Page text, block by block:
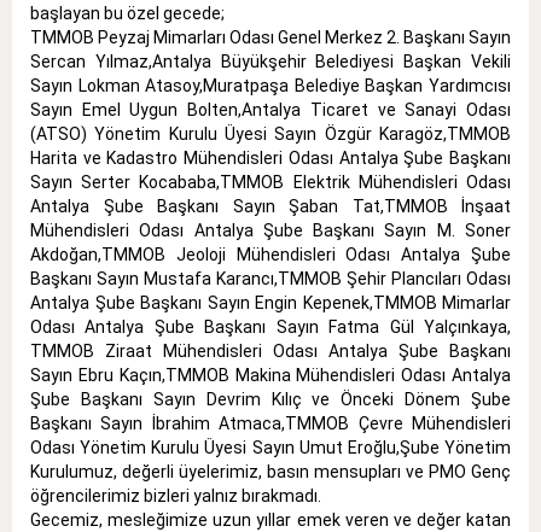
başlayan bu özel gecede;
TMMOB Peyzaj Mimarları Odası Genel Merkez 2. Başkanı Sayın
Sercan Yılmaz,Antalya Büyükşehir Belediyesi Başkan Vekili
Sayın Lokman Atasoy,Muratpaşa Belediye Başkan Yardımcısı
Sayın Emel Uygun Bolten,Antalya Ticaret ve Sanayi Odası
(ATSO) Yönetim Kurulu Üyesi Sayın Özgür Karagöz,TMMOB
Harita ve Kadastro Mühendisleri Odası Antalya Şube Başkanı
Sayın Serter Kocababa,TMMOB Elektrik Mühendisleri Odası
Antalya Şube Başkanı Sayın Şaban Tat,TMMOB İnşaat
Mühendisleri Odası Antalya Şube Başkanı Sayın M. Soner
Akdoğan,TMMOB Jeoloji Mühendisleri Odası Antalya Şube
Başkanı Sayın Mustafa Karancı,TMMOB Şehir Plancıları Odası
Antalya Şube Başkanı Sayın Engin Kepenek,TMMOB Mimarlar
Odası Antalya Şube Başkanı Sayın Fatma Gül Yalçınkaya,
TMMOB Ziraat Mühendisleri Odası Antalya Şube Başkanı
Sayın Ebru Kaçın,TMMOB Makina Mühendisleri Odası Antalya
Şube Başkanı Sayın Devrim Kılıç ve Önceki Dönem Şube
Başkanı Sayın İbrahim Atmaca,TMMOB Çevre Mühendisleri
Odası Yönetim Kurulu Üyesi Sayın Umut Eroğlu,Şube Yönetim
Kurulumuz, değerli üyelerimiz, basın mensupları ve PMO Genç
öğrencilerimiz bizleri yalnız bırakmadı.
Gecemiz, mesleğimize uzun yıllar emek veren ve değer katan